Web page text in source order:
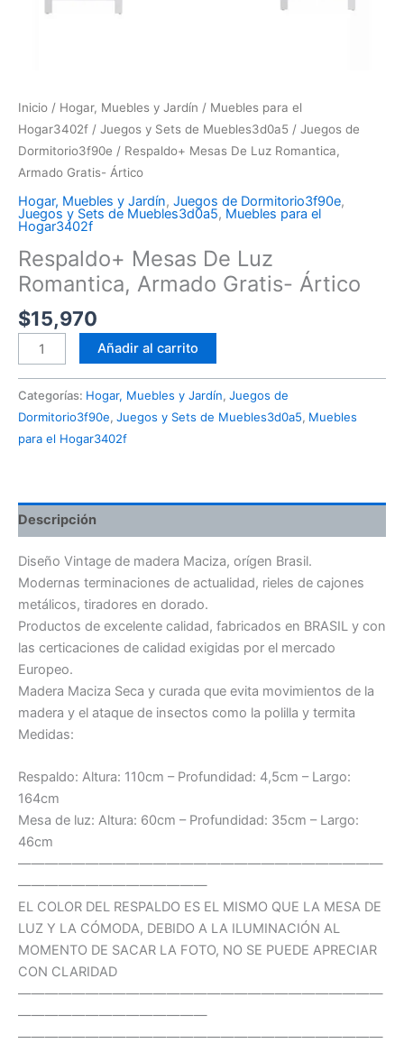
Inicio / Hogar, Muebles y Jardín / Muebles para el
Hogar3402f / Juegos y Sets de Muebles3d0a5 / Juegos de
Dormitorio3f90e / Respaldo+ Mesas De Luz Romantica,
Armado Gratis- Ártico
Hogar, Muebles y Jardín, Juegos de Dormitorio3f90e,
Juegos y Sets de Muebles3d0a5, Muebles para el
Hogar3402f
Respaldo+ Mesas De Luz
Romantica, Armado Gratis- Ártico
$15,970
Añadir al carrito
Categorías: Hogar, Muebles y Jardín, Juegos de
Dormitorio3f90e, Juegos y Sets de Muebles3d0a5, Muebles
para el Hogar3402f
Descripción
Diseño Vintage de madera Maciza, orígen Brasil.
Modernas terminaciones de actualidad, rieles de cajones
metálicos, tiradores en dorado.
Productos de excelente calidad, fabricados en BRASIL y con
las certicaciones de calidad exigidas por el mercado
Europeo.
Madera Maciza Seca y curada que evita movimientos de la
madera y el ataque de insectos como la polilla y termita
Medidas:
Respaldo: Altura: 110cm – Profundidad: 4,5cm – Largo:
164cm
Mesa de luz: Altura: 60cm – Profundidad: 35cm – Largo:
46cm
———————————————————————————
——————————————
EL COLOR DEL RESPALDO ES EL MISMO QUE LA MESA DE
LUZ Y LA CÓMODA, DEBIDO A LA ILUMINACIÓN AL
MOMENTO DE SACAR LA FOTO, NO SE PUEDE APRECIAR
CON CLARIDAD
———————————————————————————
——————————————
———————————————————————————